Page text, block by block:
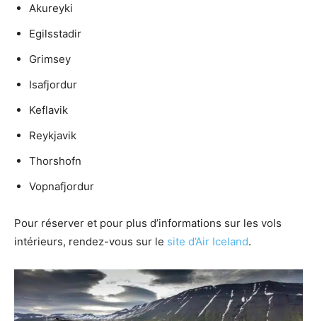
Akureyki
Egilsstadir
Grimsey
Isafjordur
Keflavik
Reykjavik
Thorshofn
Vopnafjordur
Pour réserver et pour plus d’informations sur les vols
intérieurs, rendez-vous sur le site d’Air Iceland.